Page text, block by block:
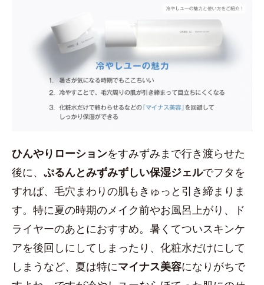
ひんやりローションをすみずみまで行き渡らせた
後に、 ぷるんとみずみずしい保湿ジェルでフタを
すれば、毛穴まわりの肌もきゅっと引き締まりま
す。特に夏の時期のメイク前やお風呂上がり、ド
ライヤーのあとにおすすめ。暑くてついスキンケ
アを後回しにしてしまったり、化粧水だけにして
しまうなど、夏は特にマイナス美容になりがちで